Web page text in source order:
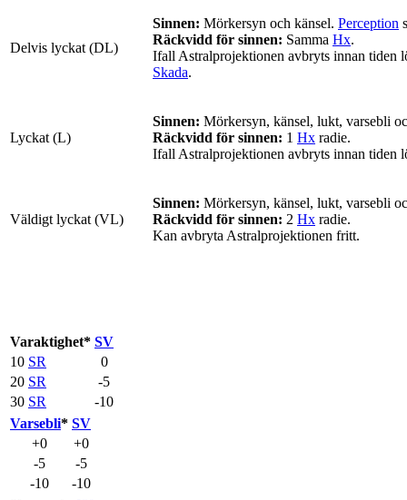
Delvis lyckat (DL)
Sinnen: Mörkersyn och känsel. Perception
Räckvidd för sinnen: Samma Hx.
Ifall Astralprojektionen avbryts innan tiden
Skada.
Lyckat (L)
Sinnen: Mörkersyn, känsel, lukt, varsebli
Räckvidd för sinnen: 1 Hx radie.
Ifall Astralprojektionen avbryts innan tiden
Väldigt lyckat (VL)
Sinnen: Mörkersyn, känsel, lukt, varsebli
Räckvidd för sinnen: 2 Hx radie.
Kan avbryta Astralprojektionen fritt.
Varaktighet* SV
10 SR
0
20 SR
-5
30 SR
-10
Varsebli* SV
+0
+0
-5
-5
-10
-10